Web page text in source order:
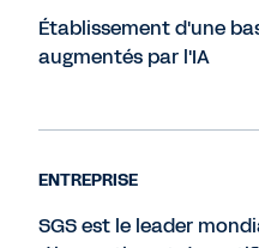
Établissement d'une
augmentés par l'IA
ENTREPRISE
SGS est le leader